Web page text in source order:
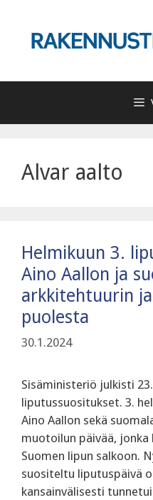
Alvar aalto
Helmikuun 3.
Aino Aallon ja
arkkitehtuurin
puolesta
30.1.2024
Sisäministeriö julkisti
liputussuositukset. 3.
Aino Aallon sekä
muotoilun päivää, jonka
Suomen lipun salkoon.
suositeltu liputuspäivä
kansainvälisesti